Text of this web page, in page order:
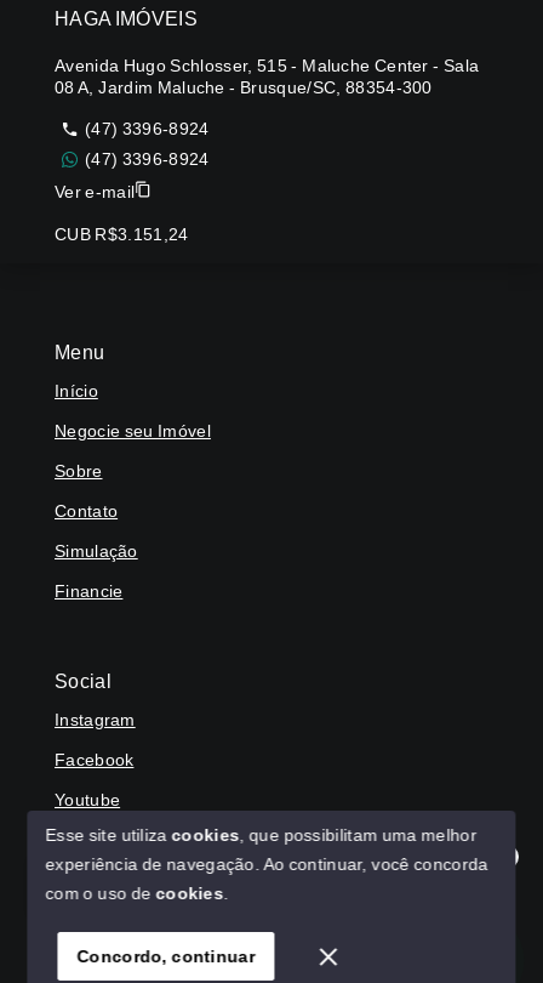
Olá! Agradecemos seu contato, como podemos ajudar?
Menu
Início
Negocie seu Imóvel
Sobre
Contato
Simulação
Financie
Social
Instagram
Facebook
Youtube
© Copyright 2026 - HAGA IMÓVEIS - Todos os direitos
SITE PARA IMOBILIARIA
HAGA IMÓVEIS
Avenida Hugo Schlosser, 515 - Maluche Center - Sala
08 A, Jardim Maluche - Brusque/SC, 88354-300
(47) 3396-8924
(47) 3396-8924
Ver e-mail
CUB R$3.151,24
Esse site utilizacookies , que possibilitam uma melhor
experiência de navegação. Ao continuar, você concorda
com o uso decookies
Concordo, continuar